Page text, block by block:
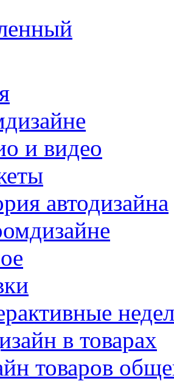
и видео
автодизайна
в товарах
товаров